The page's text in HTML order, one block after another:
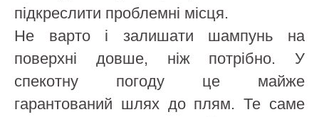
підкреслити проблемні місця.
Не варто і залишати шампунь на
поверхні довше, ніж потрібно. У
спекотну погоду це майже
гарантований шлях до плям. Те саме